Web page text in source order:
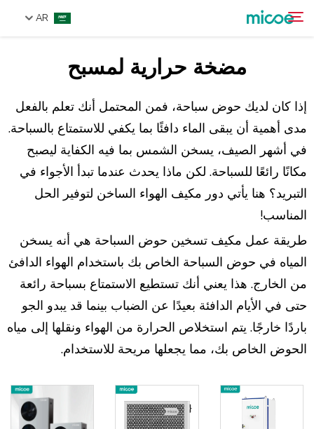
AR
المنتجات
حل
الدعم والخدمات
مركز الإعلام
اتصل بنا
ابحث
مضخة حرارية لمسبح
إذا كان لديك حوض سباحة، فمن المحتمل أنك تعلم بالفعل
مدى أهمية أن يبقى الماء دافئًا بما يكفي للاستمتاع بالسباحة.
في أشهر الصيف، يسخن الشمس بما فيه الكفاية ليصبح
مكانًا رائعًا للسباحة. لكن ماذا يحدث عندما تبدأ الأجواء في
التبريد؟ هنا يأتي دور مكيف الهواء الساخن لتوفير الحل
المناسب!
طريقة عمل مكيف تسخين حوض السباحة هي أنه يسخن
المياه في حوض السباحة الخاص بك باستخدام الهواء الدافئ
من الخارج. هذا يعني أنك تستطيع الاستمتاع بسباحة رائعة
حتى في الأيام الدافئة بعيدًا عن الضباب بينما قد يبدو الجو
باردًا خارجًا. يتم استخلاص الحرارة من الهواء ونقلها إلى مياه
الحوض الخاص بك، مما يجعلها مريحة للاستخدام.